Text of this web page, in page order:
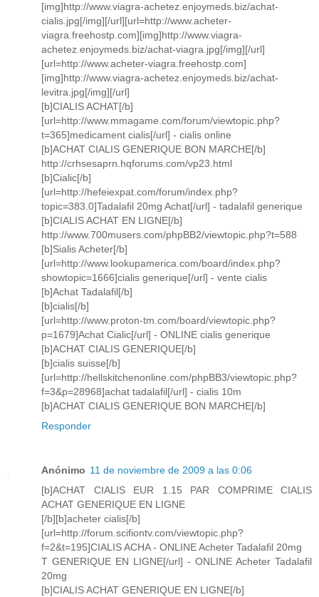
[img]http://www.viagra-achetez.enjoymeds.biz/achat-
cialis.jpg[/img][/url][url=http://www.acheter-
viagra.freehostp.com][img]http://www.viagra-
achetez.enjoymeds.biz/achat-viagra.jpg[/img][/url]
[url=http://www.acheter-viagra.freehostp.com]
[img]http://www.viagra-achetez.enjoymeds.biz/achat-
levitra.jpg[/img][/url]
[b]CIALIS ACHAT[/b]
[url=http://www.mmagame.com/forum/viewtopic.php?
t=365]medicament cialis[/url] - cialis online
[b]ACHAT CIALIS GENERIQUE BON MARCHE[/b]
http://crhsesaprn.hqforums.com/vp23.html
[b]Cialic[/b]
[url=http://hefeiexpat.com/forum/index.php?
topic=383.0]Tadalafil 20mg Achat[/url] - tadalafil generique
[b]CIALIS ACHAT EN LIGNE[/b]
http://www.700musers.com/phpBB2/viewtopic.php?t=588
[b]Sialis Acheter[/b]
[url=http://www.lookupamerica.com/board/index.php?
showtopic=1666]cialis generique[/url] - vente cialis
[b]Achat Tadalafil[/b]
[b]cialis[/b]
[url=http://www.proton-tm.com/board/viewtopic.php?
p=1679]Achat Cialic[/url] - ONLINE cialis generique
[b]ACHAT CIALIS GENERIQUE[/b]
[b]cialis suisse[/b]
[url=http://hellskitchenonline.com/phpBB3/viewtopic.php?
f=3&p=28968]achat tadalafil[/url] - cialis 10m
[b]ACHAT CIALIS GENERIQUE BON MARCHE[/b]
Responder
Anónimo 11 de noviembre de 2009 a las 0:06
[b]ACHAT CIALIS EUR 1.15 PAR COMPRIME CIALIS
ACHAT GENERIQUE EN LIGNE
[/b][b]acheter cialis[/b]
[url=http://forum.scifiontv.com/viewtopic.php?
f=2&t=195]CIALIS ACHA - ONLINE Acheter Tadalafil 20mg
T GENERIQUE EN LIGNE[/url] - ONLINE Acheter Tadalafil
20mg
[b]CIALIS ACHAT GENERIQUE EN LIGNE[/b]